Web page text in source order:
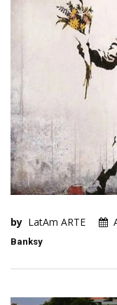
by LatAm ARTE
Banksy